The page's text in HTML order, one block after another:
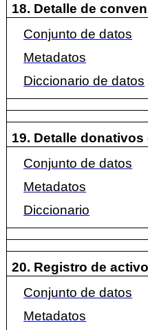
18. Detalle de
Conjunto de datos
Metadatos
Diccionario de datos
19. Detalle
Conjunto de datos
Metadatos
Diccionario
20. Registro de
Conjunto de datos
Metadatos